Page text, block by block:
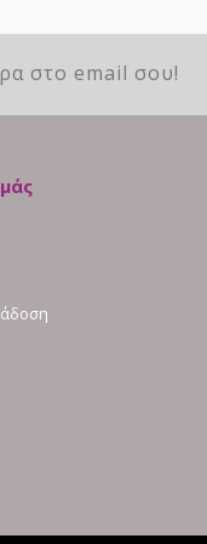
στο email σου!